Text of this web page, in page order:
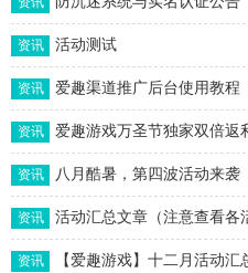
资讯 活动测试
资讯 爱趣渠道推广后台使用教程
资讯 爱趣游戏万圣节独家双倍返
资讯 八月酷暑，第四波活动来袭
资讯 活动汇总文章（注意查看各
资讯 【爱趣游戏】十二月活动汇总文